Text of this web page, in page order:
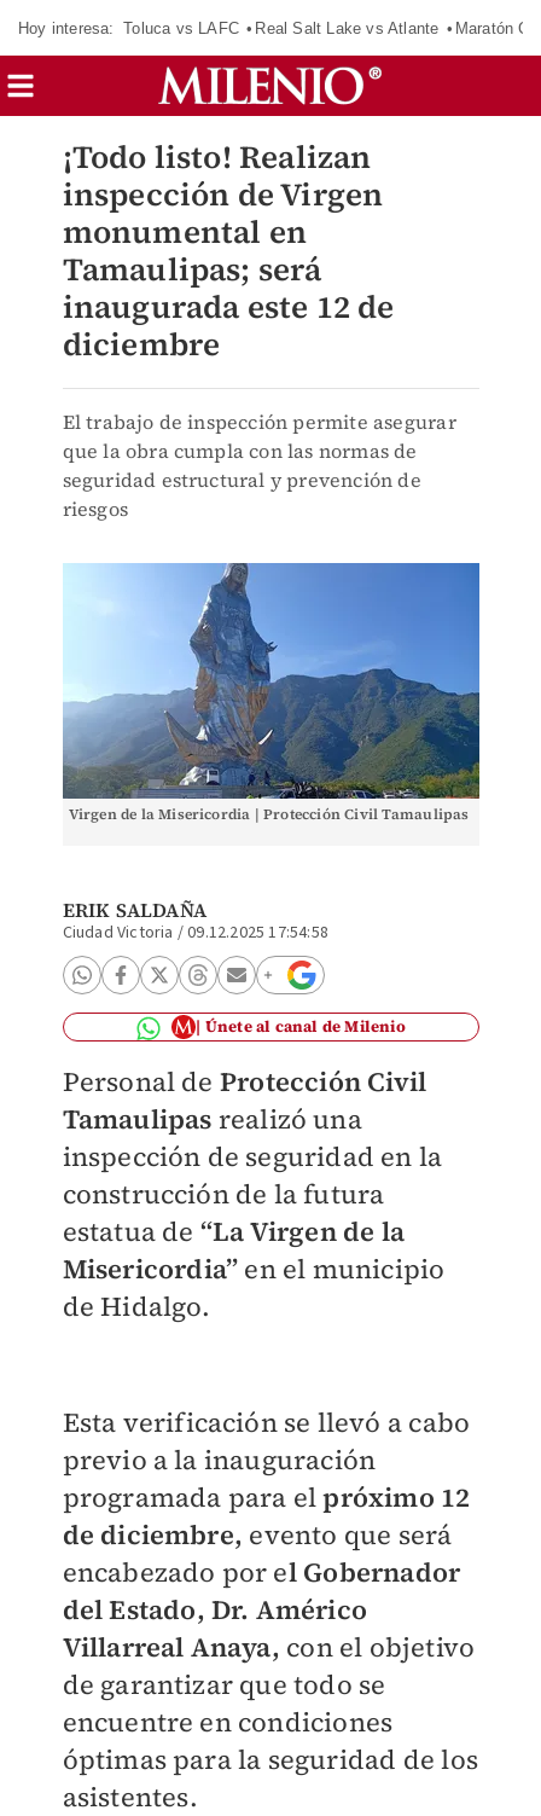
Hoy interesa: Toluca vs LAFC Real Salt Lake vs Atlante Maratón
¡Todo listo! Realizan
inspección de Virgen
monumental en
Tamaulipas; será
inaugurada este 12 de
diciembre
El trabajo de inspección permite asegurar
que la obra cumpla con las normas de
seguridad estructural y prevención de
riesgos
Virgen de la Misericordia | Protección Civil Tamaulipas
ERIK SALDAÑA
Ciudad Victoria /09.12.2025 17:54:58
Únete al canal de Milenio
Personal de Protección Civil
Tamaulipas realizó una
inspección de seguridad en la
construcción de la futura
estatua de “La Virgen de la
Misericordia” en el municipio
de Hidalgo.
Esta verificación se llevó a cabo
previo a la inauguración
programada para elpróximo 12
de diciembre, evento que será
encabezado por el Gobernador
del Estado, Dr. Américo
Villarreal Anaya, con el objetivo
de garantizar que todo se
encuentre en condiciones
óptimas para la seguridad de los
asistentes.